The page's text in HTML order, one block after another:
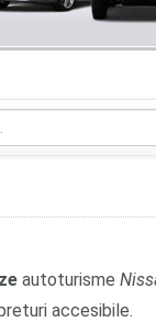
autoturisme
accesibile.